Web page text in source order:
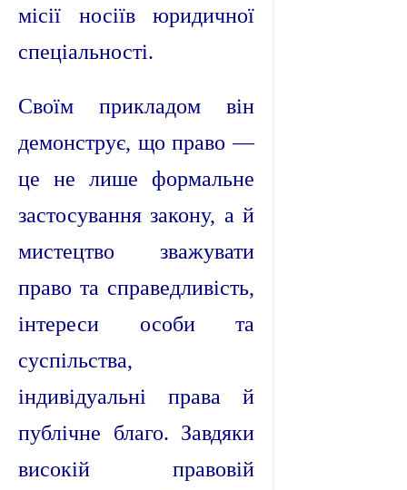
місії носіїв юридичної
спеціальності.
Своїм прикладом він
демонструє, що право —
це не лише формальне
застосування закону, а й
мистецтво зважувати
право та справедливість,
інтереси особи та
суспільства,
індивідуальні права й
публічне благо. Завдяки
високій правовій